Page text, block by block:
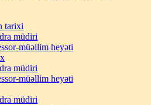
tarixi
müdiri
müəllim heyəti
müdiri
müəllim heyəti
müdiri